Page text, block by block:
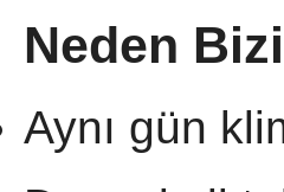
Neden
Aynı gün